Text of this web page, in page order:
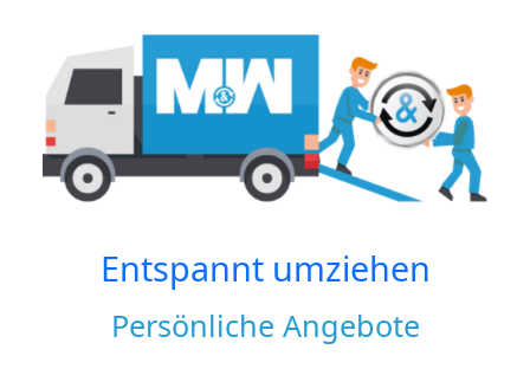
Entspannt umziehen
Persönliche Angebote